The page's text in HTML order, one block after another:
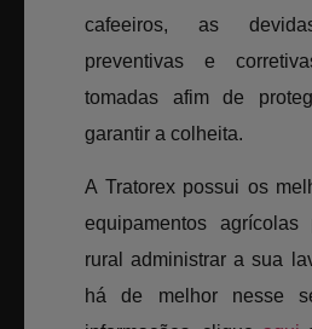
cafeeiros, as
preventivas e
tomadas afim de
garantir a colheita.
A Tratorex possui os
equipamentos
rural administrar a sua
há de melhor nesse